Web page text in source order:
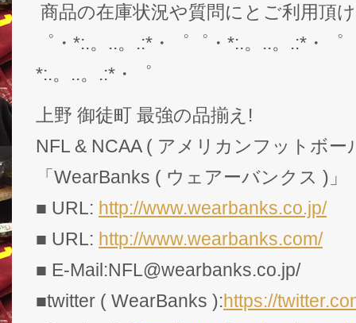
商品の在庫状況や質問にとご利用頂
゜・*:.。..。.:*・゜゜・*:.。..。.:*・
*:.。..。.:*・゜
上野 御徒町 最強の品揃え!
NFL & NCAA ( アメリカンフットボー
「WearBanks ( ウェアーバンクス )」
■ URL: http://www.wearbanks.co.jp/
■ URL: http://www.wearbanks.com/
■ E-Mail:NFL@wearbanks.co.jp/
■twitter ( WearBanks ):https://